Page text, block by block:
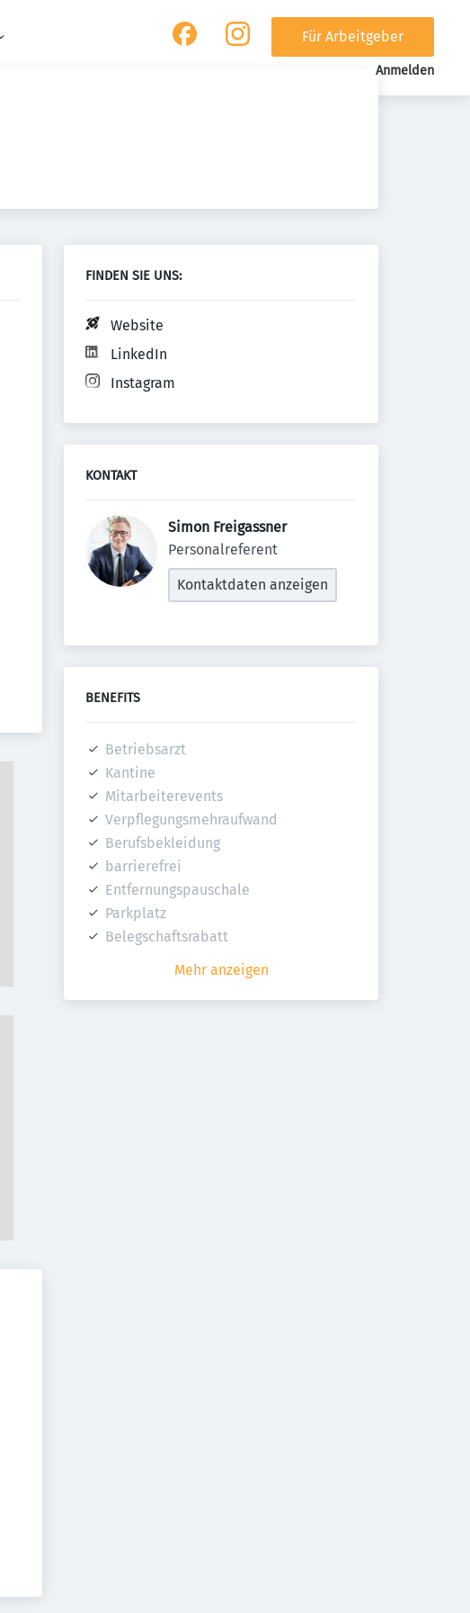
Für Arbeitgeber
Anmelden
FINDEN SIE UNS:
Website
LinkedIn
Instagram
KONTAKT
Simon Freigassner
Personalreferent
Kontaktdaten anzeigen
BENEFITS
Betriebsarzt
Kantine
Mitarbeiterevents
Verpflegungsmehraufwand
Berufsbekleidung
barrierefrei
Entfernungspauschale
Parkplatz
Belegschaftsrabatt
Mehr anzeigen